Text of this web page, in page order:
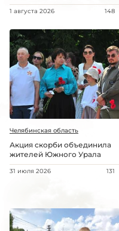
1 августа 2026 148
Челябинская область
Акция скорби объединила
жителей Южного Урала
31 июля 2026 131